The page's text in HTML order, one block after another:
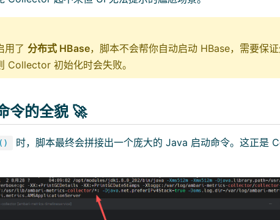
用了 分布式 HBase，脚本不会帮你自动启动 HBase，需要保
Collector 初始化时会失败。
令的全貌 🚀
时，脚本最终会拼接出一个庞大的 Java 启动命令。这正是